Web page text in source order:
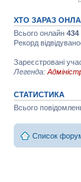
ХТО ЗАРАЗ
Всього онлайн 434
Рекорд
Зареєстровані
Легенда:
СТАТИСТИКА
Всього
Список